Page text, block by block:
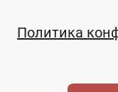
Политика